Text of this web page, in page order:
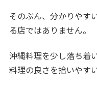
そのぶん、分かりやす
る店ではありません。
沖縄料理を少し落ち着
料理の良さを拾いやすい